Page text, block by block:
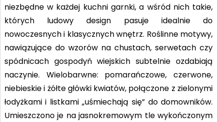
niezbędne w każdej kuchni garnki, a wśród nich takie,
których ludowy design pasuje idealnie do
nowoczesnych i klasycznych wnętrz. Roślinne motywy,
nawiązujące do wzorów na chustach, serwetach czy
spódnicach gospodyń wiejskich subtelnie ozdabiają
naczynie. Wielobarwne: pomarańczowe, czerwone,
niebieskie i żółte główki kwiatów, połączone z zielonymi
łodyżkami i listkami „uśmiechają się” do domowników.
Umieszczono je na jasnokremowym tle wykończonym